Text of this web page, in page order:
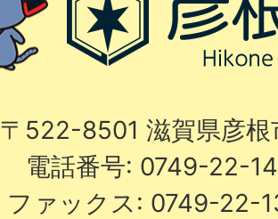
〒522-8501 滋賀県彦
電話番号: 0749-22-
ファックス: 0749-22-